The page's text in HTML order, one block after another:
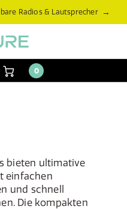
Radios & Lautsprecher →
0
bieten ultimative
einfachen
und schnell
Die kompakten